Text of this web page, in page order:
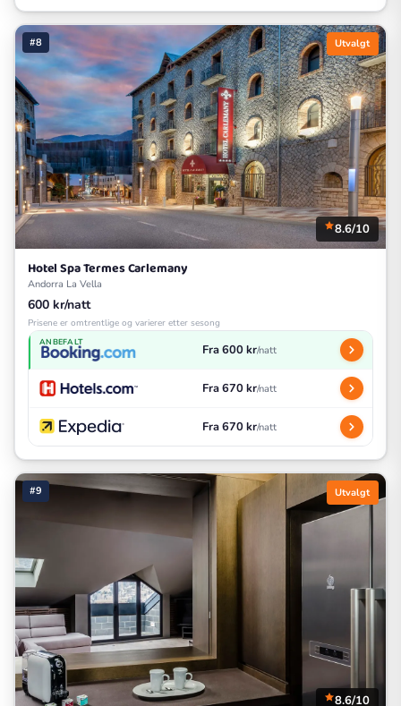
#8 Utvalgt
8.6/10
Hotel Spa Termes Carlemany
Andorra La Vella
600 kr/natt
Prisene er omtrentlige og varierer etter sesong
ANBEFALT Fra 600 kr/natt
Fra 670 kr/natt
Fra 670 kr/natt
#9 Utvalgt
8.6/10